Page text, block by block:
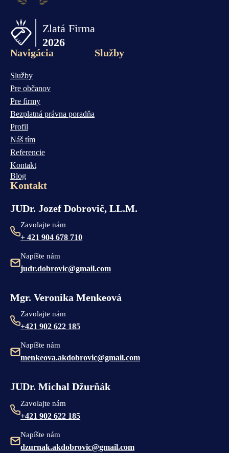
Navigácia
Služby
Pre občanov
Pre firmy
Bezplatná právna poradňa
Profil
Náš tím
Referencie
Kontakt
Blog
Služby
Kontakt
JUDr. Jozef Dobrovič, LL.M.
Zavolajte nám
+ 421 904 678 710
Napíšte nám
judr.dobrovic@gmail.com
Mgr. Veronika Menkeová
Zavolajte nám
+421 902 622 185
Napíšte nám
menkeova.akdobrovic@gmail.com
JUDr. Michal Džurňák
Zavolajte nám
+421 902 622 185
Napíšte nám
dzurnak.akdobrovic@gmail.com